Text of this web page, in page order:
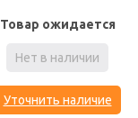
Товар ожидается
Нет в наличии
Уточнить наличие